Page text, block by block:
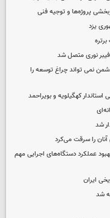
پروژه‌ها و توجیه فنی
یزد
نمی‌ تواند چراغ توسعه را
کهگیلویه و بویراحمد
عملکرد دستگاه‌های اجرایی مهم
ایران